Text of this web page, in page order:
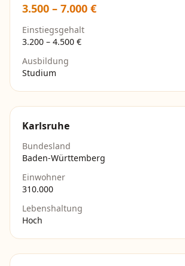
3.500 – 7.000 €
Einstiegsgehalt
3.200 – 4.500 €
Ausbildung
Studium
Karlsruhe
Bundesland
Baden-Württemberg
Einwohner
310.000
Lebenshaltung
Hoch